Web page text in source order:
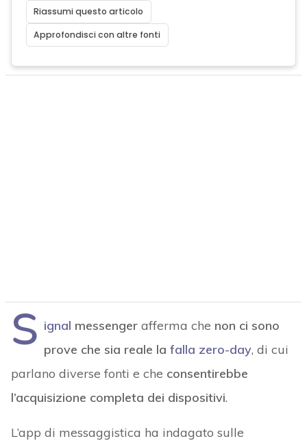
Riassumi questo articolo
Approfondisci con altre fonti
S ignal messengerafferma che non ci sono
prove che sia reale la falla zero-day, di cui
parlano diverse fonti e che consentirebbe
l’acquisizione completa dei dispositivi.
L’app di messaggistica ha indagato sulle